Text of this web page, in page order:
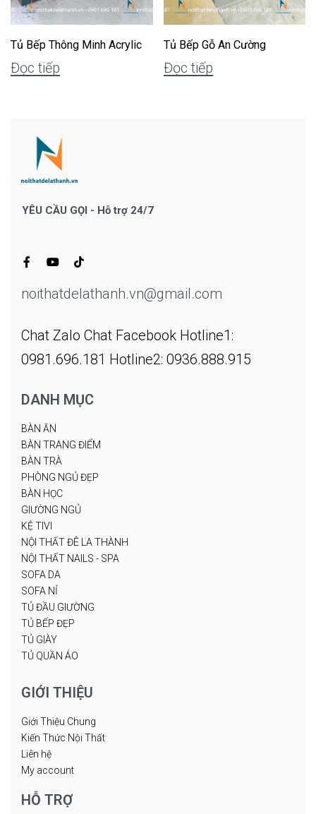
Tủ Bếp Thông Minh Acrylic
Đọc tiếp
Tủ Bếp Gỗ An Cường
Đọc tiếp
YÊU CẦU GỌI - Hỗ trợ 24/7
noithatdelathanh.vn@gmail.com
Chat Zalo Chat Facebook Hotline1:
0981.696.181 Hotline2: 0936.888.915
DANH MỤC
BÀN ĂN
BÀN TRANG ĐIỂM
BÀN TRÀ
PHÒNG NGỦ ĐẸP
BÀN HỌC
GIƯỜNG NGỦ
KỆ TIVI
NỘI THẤT ĐÊ LA THÀNH
NỘI THẤT NAILS - SPA
SOFA DA
SOFA NỈ
TỦ ĐẦU GIƯỜNG
TỦ BẾP ĐẸP
TỦ GIÀY
TỦ QUẦN ÁO
GIỚI THIỆU
Giới Thiệu Chung
Kiến Thức Nội Thất
Liên hệ
My account
HỖ TRỢ